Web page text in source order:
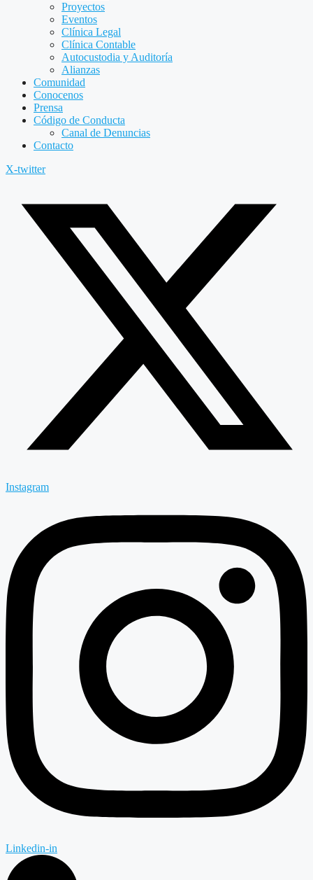
Proyectos
Eventos
Clínica Legal
Clínica Contable
Autocustodia y Auditoría
Alianzas
Comunidad
Conocenos
Prensa
Código de Conducta
Canal de Denuncias
Contacto
X-twitter
Instagram
Linkedin-in